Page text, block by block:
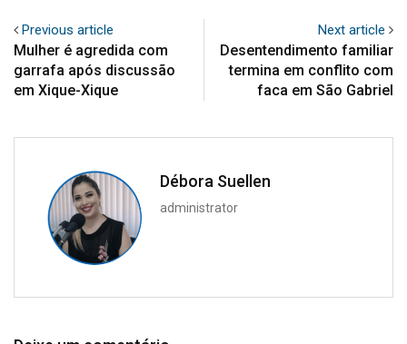
Previous article
Mulher é agredida com
garrafa após discussão
em Xique-Xique
Next article
Desentendimento familiar
termina em conflito com
faca em São Gabriel
Débora Suellen
administrator